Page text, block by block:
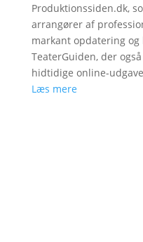
Produktionssiden.dk,
arrangører af
markant opdatering
TeaterGuiden, der
hidtidige online-udgave
Læs mere